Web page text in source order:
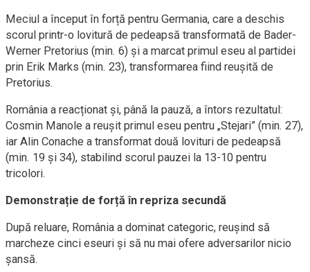
Meciul a început în forță pentru Germania, care a deschis
scorul printr-o lovitură de pedeapsă transformată de Bader-
Werner Pretorius (min. 6) și a marcat primul eseu al partidei
prin Erik Marks (min. 23), transformarea fiind reușită de
Pretorius.
România a reacționat și, până la pauză, a întors rezultatul:
Cosmin Manole a reușit primul eseu pentru „Stejari” (min. 27),
iar Alin Conache a transformat două lovituri de pedeapsă
(min. 19 și 34), stabilind scorul pauzei la 13-10 pentru
tricolori.
Demonstrație de forță în repriza secundă
După reluare, România a dominat categoric, reușind să
marcheze cinci eseuri și să nu mai ofere adversarilor nicio
șansă.